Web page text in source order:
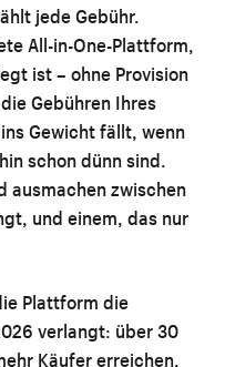
jede Gebühr.
All-in-One-Plattform,
ist – ohne Provision
Gebühren Ihres
Gewicht fällt, wenn
schon dünn sind.
ausmachen zwischen
und einem, das nur
Plattform die
verlangt: über 30
Käufer erreichen,